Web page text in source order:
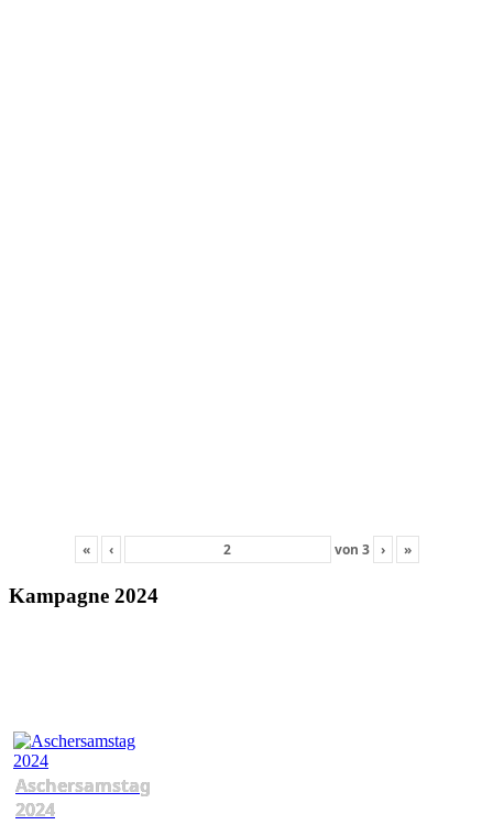
« ‹ von 3 › »
Kampagne 2024
Aschersamstag
2024